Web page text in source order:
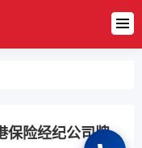
保险经纪公司牌